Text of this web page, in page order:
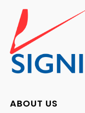
ABOUT US